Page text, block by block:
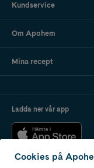
Kundservice
Om Apohem
Mina recept
Ladda ner vår app
Cookies på